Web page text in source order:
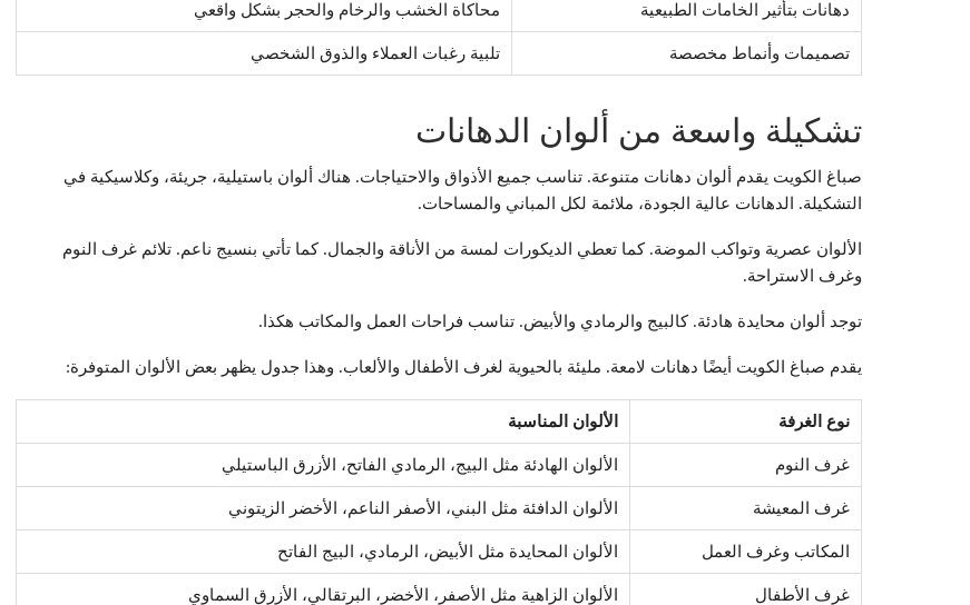
دهانات بتأثير الخامات الطبيعية محاكاة الخشب والرخام والحجر بشكل واقعي
تصميمات وأنماط مخصصة تلبية رغبات العملاء والذوق الشخصي
تشكيلة واسعة من ألوان الدهانات
صباغ الكويت يقدم ألوان دهانات متنوعة. تناسب جميع الأذواق والاحتياجات. هناك ألوان باستيلية، جريئة، وكلاسيكية في
التشكيلة. الدهانات عالية الجودة، ملائمة لكل المباني والمساحات.
الألوان عصرية وتواكب الموضة. كما تعطي الديكورات لمسة من الأناقة والجمال. كما تأتي بنسيج ناعم. تلائم غرف النوم
وغرف الاستراحة.
توجد ألوان محايدة هادئة. كالبيج والرمادي والأبيض. تناسب فراحات العمل والمكاتب هكذا.
يقدم صباغ الكويت أيضًا دهانات لامعة. مليئة بالحيوية لغرف الأطفال والألعاب. وهذا جدول يظهر بعض الألوان المتوفرة:
نوع الغرفة الألوان المناسبة
غرف النوم الألوان الهادئة مثل البيج، الرمادي الفاتح، الأزرق الباستيلي
غرف المعيشة الألوان الدافئة مثل البني، الأصفر الناعم، الأخضر الزيتوني
المكاتب وغرف العمل الألوان المحايدة مثل الأبيض، الرمادي، البيج الفاتح
غرف الأطفال الألوان الزاهية مثل الأصفر، الأخضر، البرتقالي، الأزرق السماوي